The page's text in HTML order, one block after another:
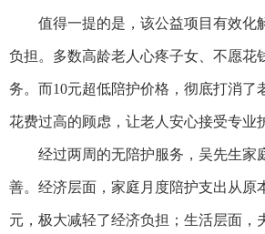
值得一提的是，该公益项目有效化
负担。多数高龄老人心疼子女、不愿花
务。而10元超低陪护价格，彻底打消了
花费过高的顾虑，让老人安心接受专业
经过两周的无陪护服务，吴先生家
善。经济层面，家庭月度陪护支出从原
元，极大减轻了经济负担；生活层面，